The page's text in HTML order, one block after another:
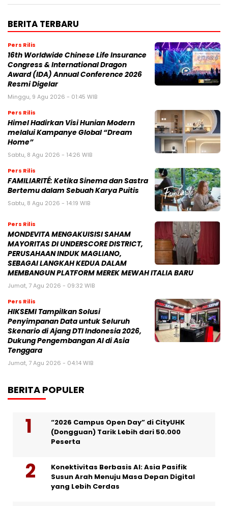
BERITA TERBARU
Pers Rilis
16th Worldwide Chinese Life Insurance
Congress & International Dragon
Award (IDA) Annual Conference 2026
Resmi Digelar
Minggu, 9 Agu 2026 - 01:45 WIB
Pers Rilis
Himel Hadirkan Visi Hunian Modern
melalui Kampanye Global “Dream
Home”
Sabtu, 8 Agu 2026 - 14:26 WIB
Pers Rilis
FAMILIARITÉ: Ketika Sinema dan Sastra
Bertemu dalam Sebuah Karya Puitis
Sabtu, 8 Agu 2026 - 14:19 WIB
Pers Rilis
MONDEVITA MENGAKUISISI SAHAM
MAYORITAS DI UNDERSCORE DISTRICT,
PERUSAHAAN INDUK MAGLIANO,
SEBAGAI LANGKAH KEDUA DALAM
MEMBANGUN PLATFORM MEREK MEWAH ITALIA BARU
Jumat, 7 Agu 2026 - 09:32 WIB
Pers Rilis
HIKSEMI Tampilkan Solusi
Penyimpanan Data untuk Seluruh
Skenario di Ajang DTI Indonesia 2026,
Dukung Pengembangan AI di Asia
Tenggara
Jumat, 7 Agu 2026 - 04:14 WIB
BERITA POPULER
“2026 Campus Open Day” di CityUHK
(Dongguan) Tarik Lebih dari 50.000
Peserta
Konektivitas Berbasis AI: Asia Pasifik
Susun Arah Menuju Masa Depan Digital
yang Lebih Cerdas